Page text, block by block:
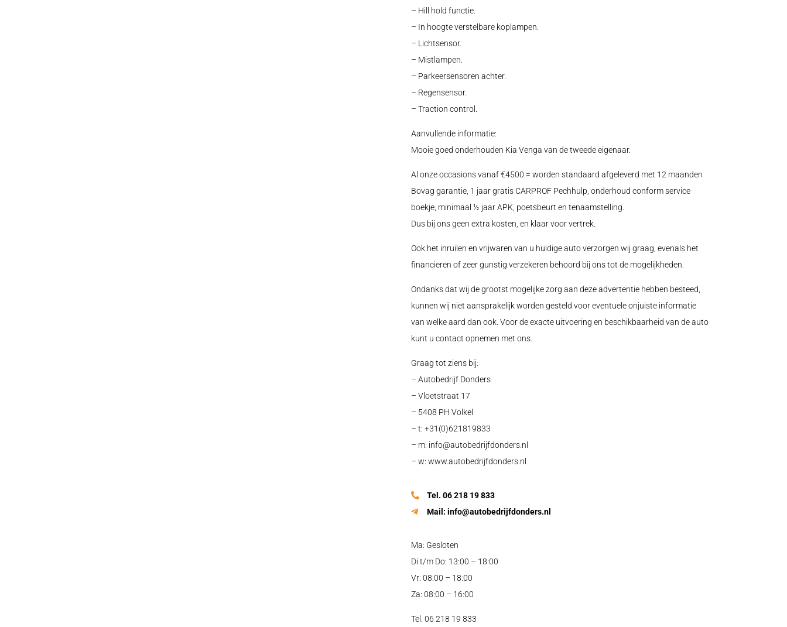
– Hill hold functie.
– In hoogte verstelbare koplampen.
– Lichtsensor.
– Mistlampen.
– Parkeersensoren achter.
– Regensensor.
– Traction control.
Aanvullende informatie:
Mooie goed onderhouden Kia Venga van de tweede eigenaar.
Al onze occasions vanaf €4500.= worden standaard afgeleverd met 12 maanden
Bovag garantie, 1 jaar gratis CARPROF Pechhulp, onderhoud conform service
boekje, minimaal ½ jaar APK, poetsbeurt en tenaamstelling.
Dus bij ons geen extra kosten, en klaar voor vertrek.
Ook het inruilen en vrijwaren van u huidige auto verzorgen wij graag, evenals het
financieren of zeer gunstig verzekeren behoord bij ons tot de mogelijkheden.
Ondanks dat wij de grootst mogelijke zorg aan deze advertentie hebben besteed,
kunnen wij niet aansprakelijk worden gesteld voor eventuele onjuiste informatie
van welke aard dan ook. Voor de exacte uitvoering en beschikbaarheid van de auto
kunt u contact opnemen met ons.
Graag tot ziens bij:
– Autobedrijf Donders
– Vloetstraat 17
– 5408 PH Volkel
– t: +31(0)621819833
– m: info@autobedrijfdonders.nl
– w: www.autobedrijfdonders.nl
Tel. 06 218 19 833
Mail: info@autobedrijfdonders.nl
Ma: Gesloten
Di t/m Do: 13:00 – 18:00
Vr: 08:00 – 18:00
Za: 08:00 – 16:00
Tel. 06 218 19 833